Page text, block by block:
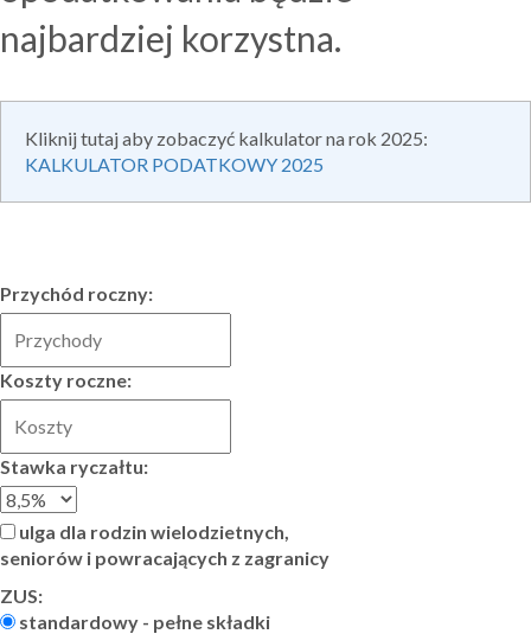
najbardziej korzystna.
Kliknij tutaj aby zobaczyć kalkulator na rok 2025:
KALKULATOR PODATKOWY 2025
Przychód roczny:
Koszty roczne:
Stawka ryczałtu:
ulga dla rodzin wielodzietnych,
seniorów i powracających z zagranicy
ZUS:
standardowy - pełne składki